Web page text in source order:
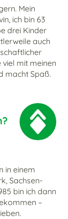
Mein
ich bin 63
drei Kinder
auch
mit meinen
macht Spaß.
in einem
Sachsen-
bin ich dann
–